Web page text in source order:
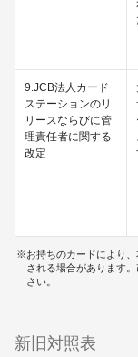
9.JCB法人カード
ステーションのリ
リースならびに管
理責任者に関する
改定
お持ちのカードにより
される場合があります
さい。
新旧対照表